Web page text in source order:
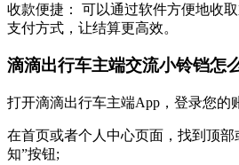
收款便捷： 可以通过软件方便地收
支付方式，让结算更高效。
滴滴出行车主端交流小铃铛怎
打开滴滴出行车主端App，登录您的
在首页或者个人中心页面，找到顶部
知”按钮;